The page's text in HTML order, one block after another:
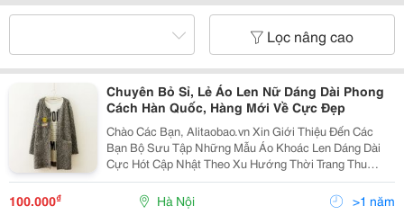
Lọc nâng cao
Chuyên Bỏ Sỉ, Lẻ Áo Len Nữ Dáng Dài Phong
Cách Hàn Quốc, Hàng Mới Về Cực Đẹp
Chào Các Bạn, Alitaobao.vn Xin Giới Thiệu Đến Các
Bạn Bộ Sưu Tập Những Mẫu Áo Khoác Len Dáng Dài
Cực Hót Cập Nhật Theo Xu Hướng Thời Trang Thu
Đông 2014 - 2015: Mã Sp: 10320177 Link Chi Tiết :
Http://Alitaobao.vn/Ao-Khoac-Len-Cardigan-Nu-Dan
100.000₫ Hà Nội >1 năm